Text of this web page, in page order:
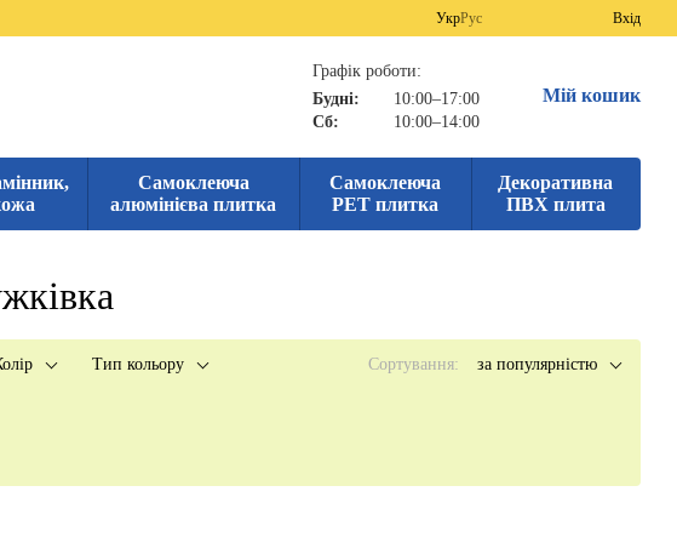
УкрРус Вхід
Графік роботи:
Будні:
10:00–17:00
Сб:
10:00–14:00
Мій кошик
Самоклеюча
алюмінієва плитка
Самоклеюча
PET плитка
Декоративна
ПВХ плита
Тип кольору Сортування: за популярністю